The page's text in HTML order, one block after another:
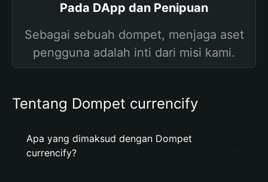
Pada DApp dan Penipuan
Sebagai sebuah dompet, menjaga aset
pengguna adalah inti dari misi kami.
Tentang Dompet currencify
Apa yang dimaksud dengan Dompet
currencify?